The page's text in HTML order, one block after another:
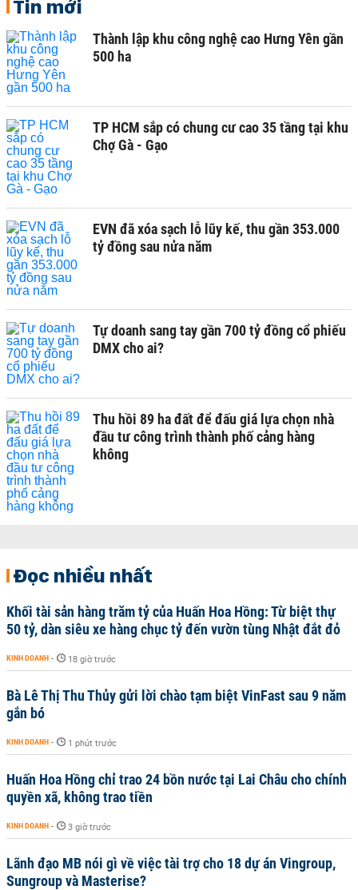
Tin mới
Thành lập khu công nghệ cao Hưng Yên gần
500 ha
TP HCM sắp có chung cư cao 35 tầng tại khu
Chợ Gà - Gạo
EVN đã xóa sạch lỗ lũy kế, thu gần 353.000
tỷ đồng sau nửa năm
Tự doanh sang tay gần 700 tỷ đồng cổ phiếu
DMX cho ai?
Thu hồi 89 ha đất để đấu giá lựa chọn nhà
đầu tư công trình thành phố cảng hàng
không
Đọc nhiều nhất
Khối tài sản hàng trăm tỷ của Huấn Hoa Hồng: Từ biệt thự
50 tỷ, dàn siêu xe hàng chục tỷ đến vườn tùng Nhật đắt đỏ
KINH DOANH - 18 giờ trước
Bà Lê Thị Thu Thủy gửi lời chào tạm biệt VinFast sau 9 năm
gắn bó
KINH DOANH - 1 phút trước
Huấn Hoa Hồng chỉ trao 24 bồn nước tại Lai Châu cho chính
quyền xã, không trao tiền
KINH DOANH - 3 giờ trước
Lãnh đạo MB nói gì về việc tài trợ cho 18 dự án Vingroup,
Sungroup và Masterise?